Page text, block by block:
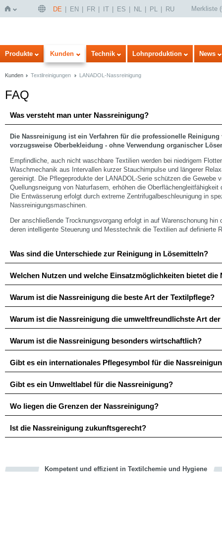
Startseite
DE EN FR IT ES NL PL RU Merkliste (
Produkte Kunden Technik Lohnproduktion News
Kunden Textilreinigungen LANADOL-Nassreinigung
FAQ
Was versteht man unter Nassreinigung?
Die Nassreinigung ist ein Verfahren für die professionelle Reinigung
vorzugsweise Oberbekleidung - ohne Verwendung organischer
Empfindliche, auch nicht waschbare Textilien werden bei niedrigem
Waschmechanik aus Intervallen kurzer Stauchimpulse und längerer
gereinigt. Die Pflegeprodukte der LANADOL-Serie schützen die Gewebe
Quellungsneigung von Naturfasern, erhöhen die Oberflächengleitfähigkeit
Die Entwässerung erfolgt durch extreme Zentrifugalbeschleunigung in
Nassreinigungsmaschinen.
Der anschließende Trocknungsvorgang erfolgt in auf Warenschonung hin
deren intelligente Steuerung und Messtechnik die Textilien auf definierte
Was sind die Unterschiede zur Reinigung in Lösemitteln?
Welchen Nutzen und welche Einsatzmöglichkeiten bietet die
Warum ist die Nassreinigung die beste Art der Textilpflege?
Warum ist die Nassreinigung die umweltfreundlichste Art
Warum ist die Nassreinigung besonders wirtschaftlich?
Gibt es ein internationales Pflegesymbol für die
Gibt es ein Umweltlabel für die Nassreinigung?
Wo liegen die Grenzen der Nassreinigung?
Ist die Nassreinigung zukunftsgerecht?
Kompetent und effizient in Textilchemie und Hygiene